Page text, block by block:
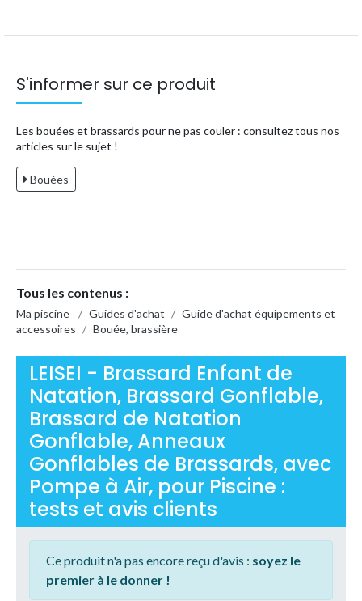
S'informer sur ce produit
Les bouées et brassards pour ne pas couler : consultez tous nos
articles sur le sujet !
Bouées
Tous les contenus :
Ma piscine / Guides d'achat / Guide d'achat équipements et
accessoires / Bouée, brassière
LEISEI - Brassard Enfant de
Natation, Brassard Gonflable,
Brassard de Natation
Gonflable, Anneaux
Gonflables de Brassards, avec
Pompe à Air, pour Piscine :
tests et avis clients
Ce produit n'a pas encore reçu d'avis : soyez le
premier à le donner !